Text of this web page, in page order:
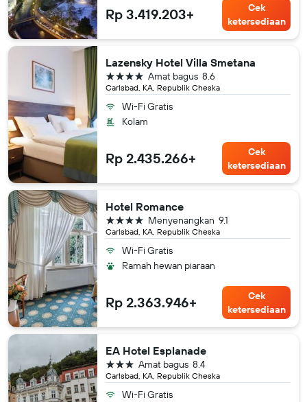
Rp 3.419.203+
Cek
ketersediaan
Lazensky Hotel Villa Smetana
Carlsbad, KA, Republik Cheska
8.6
Amat bagus
bintang 4
Wi-Fi Gratis
Kolam
Rp 2.435.266+
Cek
ketersediaan
Hotel Romance
Carlsbad, KA, Republik Cheska
9.1
Menyenangkan
bintang 4
Wi-Fi Gratis
Ramah hewan piaraan
Rp 2.363.946+
Cek
ketersediaan
EA Hotel Esplanade
Carlsbad, KA, Republik Cheska
8.4
Amat bagus
bintang 3
Wi-Fi Gratis